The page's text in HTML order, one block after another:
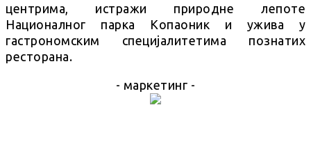
центрима, истражи природне лепоте
Националног парка Копаоник и ужива у
гастрономским специјалитетима познатих
ресторана.
- маркетинг -